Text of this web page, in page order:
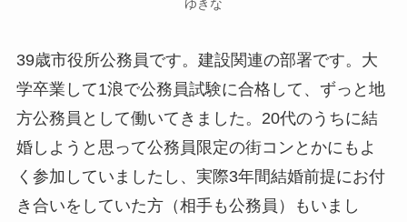
ゆきな
39歳市役所公務員です。建設関連の部署です。大
学卒業して1浪で公務員試験に合格して、ずっと地
方公務員として働いてきました。20代のうちに結
婚しようと思って公務員限定の街コンとかにもよ
く参加していましたし、実際3年間結婚前提にお付
き合いをしていた方（相手も公務員）もいまし